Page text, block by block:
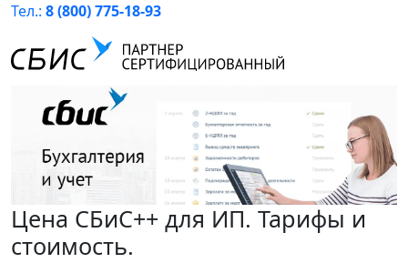
Тел.: 8 (800) 775-18-93
Цена СБиС++ для ИП. Тарифы и
стоимость.